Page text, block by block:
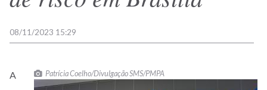
08/11/2023 15:29
Patrícia Coelho/Divulgação SMS/PMPA
A